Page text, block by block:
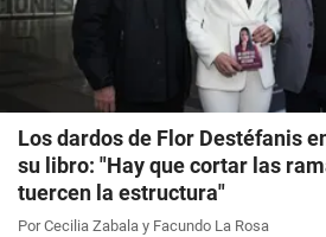
Los dardos de Flor Destéfanis
su libro: "Hay que cortar las
tuercen la estructura"
Por Cecilia Zabala y Facundo La Rosa